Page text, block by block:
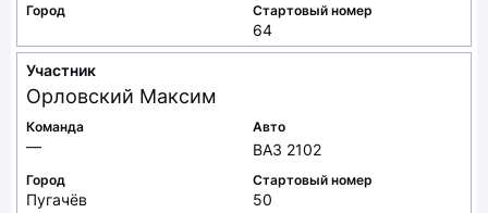
Город Стартовый номер
64
Участник
Орловский Максим
Команда
—
Авто
ВАЗ 2102
Город
Пугачёв
Стартовый номер
50